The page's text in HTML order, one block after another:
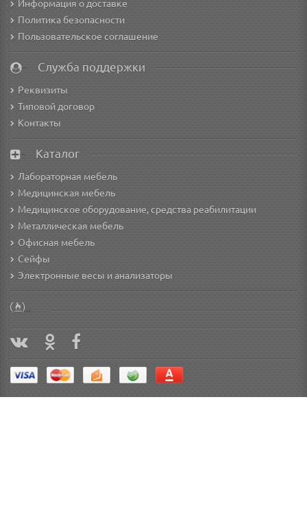
Информация о доставке
Политика безопасности
Пользовательское соглашение
Служба поддержки
Реквизиты
Типовой договор
Контакты
Каталог
Лабораторная мебель
Медицинская мебель
Медицинское оборудование, средства реабилитации
Металлическая мебель
Офисная мебель
Сейфы
Электронные весы и анализаторы